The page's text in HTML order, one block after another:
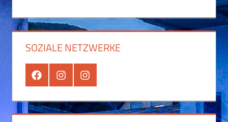
SOZIALE NETZWERKE
FacebookInstagramInstagram
Jugend